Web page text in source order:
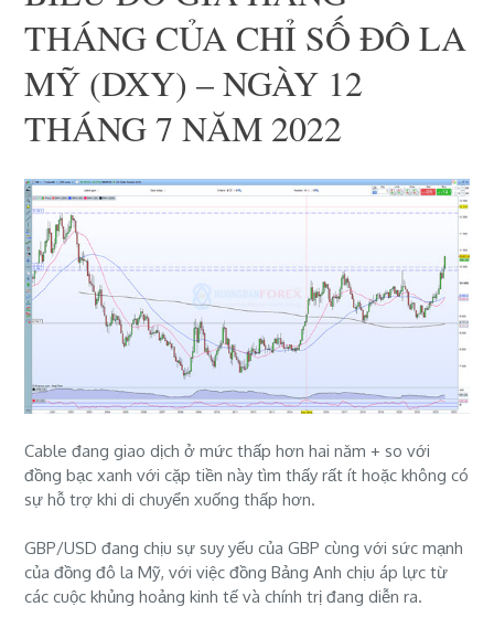
THÁNG CỦA CHỈ SỐ ĐÔ LA
MỸ (DXY) – NGÀY 12
THÁNG 7 NĂM 2022
Cable đang giao dịch ở mức thấp hơn hai năm + so với
đồng bạc xanh với cặp tiền này tìm thấy rất ít hoặc không có
sự hỗ trợ khi di chuyển xuống thấp hơn.
GBP/USD đang chịu sự suy yếu của GBP cùng với sức mạnh
của đồng đô la Mỹ, với việc đồng Bảng Anh chịu áp lực từ
các cuộc khủng hoảng kinh tế và chính trị đang diễn ra.